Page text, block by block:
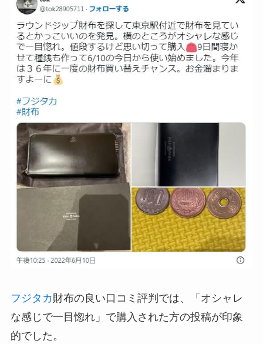
フジタカ財布の良い口コミ評判では、「オシャレ
な感じで一目惚れ」で購入された方の投稿が印象
的でした。